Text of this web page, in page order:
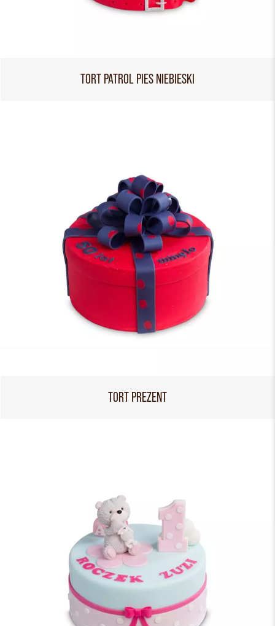
TORT PATROL PIES NIEBIESKI
TORT PREZENT